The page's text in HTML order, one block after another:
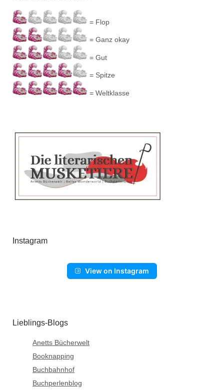
= Flop
= Ganz okay
= Gut
= Spitze
= Weltklasse
Instagram
View on Instagram
Lieblings-Blogs
Anetts Bücherwelt
Booknapping
Buchbahnhof
Buchperlenblog